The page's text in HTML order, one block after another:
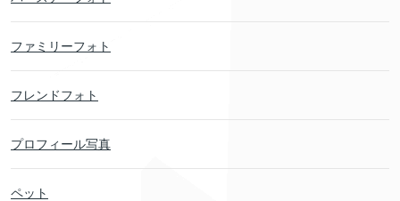
ファミリーフォト
フレンドフォト
プロフィール写真
ペット